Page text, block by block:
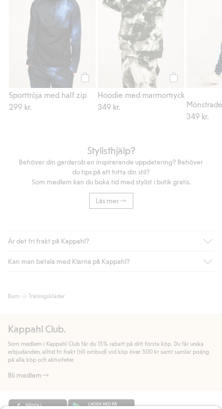
Sporttröja med half zip
299 kr.
Hoodie med marmortryck
349 kr.
349 kr.
Stylisthjälp?
Behöver din garderob en inspirerande uppdatering? Behöver
du tips på att hitta din stil?
Som medlem kan du boka tid med stylist i butik gratis.
Läs mer
Är det fri frakt på Kappahl?
Är du medlem i Kappahl Club har du alltid gratis frakt till butik
automatik efter du loggat in och identifierats som medlem.
handlar för.
Läs mer
Kan man betala med Klarna på Kappahl?
bland annat faktura och swish men även andra betalningssätt.
allmänna villkor.
Läs mer
Barn Träningskläder
Kappahl Club.
Som medlem i Kappahl Club får du 15% rabatt på ditt första köp. Du får unika
erbjudanden, alltid fri frakt (till ombud) vid köp över 500 kr samt samlar poäng
på alla köp och aktiviteter.
Bli medlem